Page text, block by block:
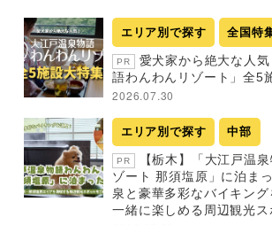
エリア別で探す 全国特
PR
愛犬家から絶大な人
語わんわんリゾート」全5
2026.07.30
エリア別で探す 中部
PR
【栃木】「大江戸温
ゾート 那須塩原」に泊ま
泉と豪華多彩なバイキン
一緒に楽しめる周辺観光